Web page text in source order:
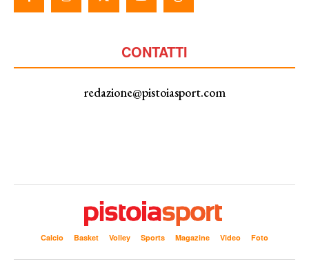
CONTATTI
redazione@pistoiasport.com
Calcio Basket Volley Sports Magazine Video Foto